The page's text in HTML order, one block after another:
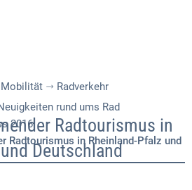
Mobilität
Radverkehr
rund ums Rad
2016
Radtourismus in Rheinland-Pfalz und
Radtourismus in
Deutschland